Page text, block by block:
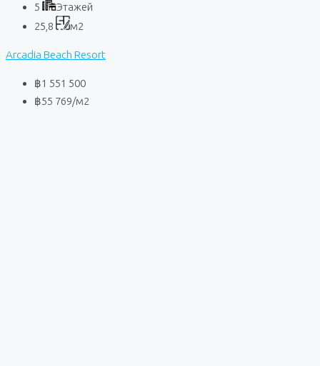
5
Этажей
25,8
м2
Arcadia Beach Resort
฿1 551 500
฿55 769/м2